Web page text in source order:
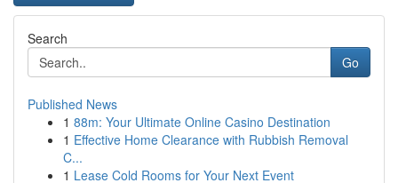
Search
Go
Published News
1 88m: Your Ultimate Online Casino Destination
1 Effective Home Clearance with Rubbish Removal
C...
1 Lease Cold Rooms for Your Next Event